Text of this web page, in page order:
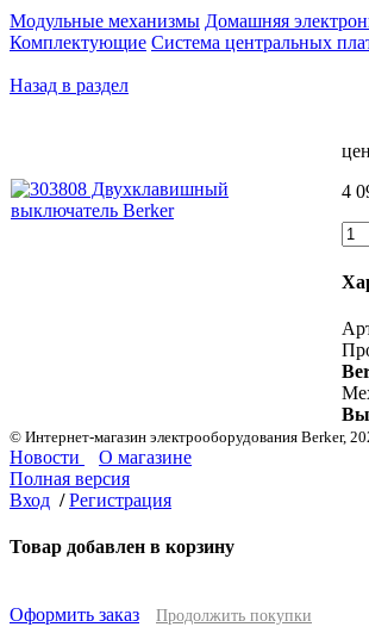
Модульные механизмы Домашняя
Комплектующие Система центральных
Назад в раздел
4
© Интернет-магазин электрооборудования Berker,
Новости
О магазине
Полная версия
Вход / Регистрация
Товар добавлен в корзину
Оформить заказ Продолжить покупки